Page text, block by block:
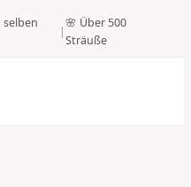
selben
|
🌸 Über 500
Sträuße